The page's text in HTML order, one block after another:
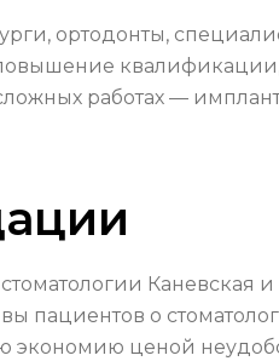
ортодонты,
работах —
Каневская
пациентов о
ценой